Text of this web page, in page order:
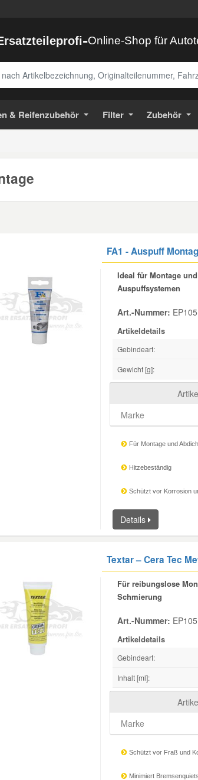
-Online-Shop für
& Reifenzubehör Filter Zubehör
FA1 - Auspuff
Ideal für Montage
Auspuffsystemen
Art.-Nummer:
Artikeldetails
Gebindeart:
Gewicht [g]:
Marke
Für Montage und
Hitzebeständig
Schützt vor Korrosion
Details
Textar – Cera Tec
Für reibungslose
Schmierung
Art.-Nummer:
Artikeldetails
Gebindeart:
Inhalt [ml]:
Marke
Schützt vor Fraß und
Minimiert